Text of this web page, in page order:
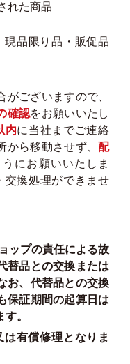
れた商品
現品限り品・販促品
ございますので、
確認をお願いいたし
内に当社までご連絡
から移動させず、配
うにお願いいたしま
交換処理ができませ
ップの責任による故
替品との交換または
お、代替品との交換
保証期間の起算日は
。
有償修理となりま